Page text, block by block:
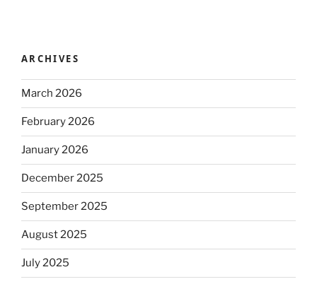
ARCHIVES
March 2026
February 2026
January 2026
December 2025
September 2025
August 2025
July 2025